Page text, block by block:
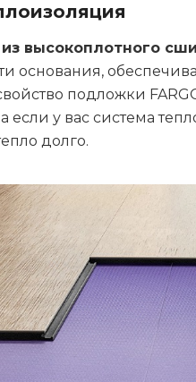
высокоплотного
основания,
подложки
у вас система
долго.